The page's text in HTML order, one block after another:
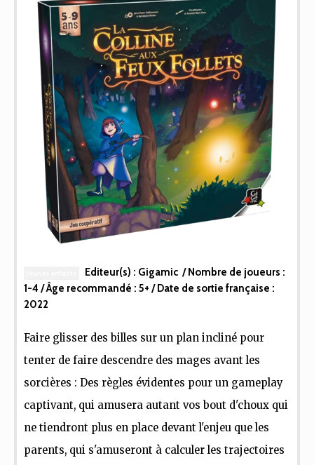
Editeur(s) : Gigamic / Nombre de joueurs :
1-4 / Âge recommandé : 5+ / Date de sortie française :
2022
Faire glisser des billes sur un plan incliné pour
tenter de faire descendre des mages avant les
sorcières : Des règles évidentes pour un gameplay
captivant, qui amusera autant vos bout d'choux qui
ne tiendront plus en place devant l'enjeu que les
parents, qui s'amuseront à calculer les trajectoires